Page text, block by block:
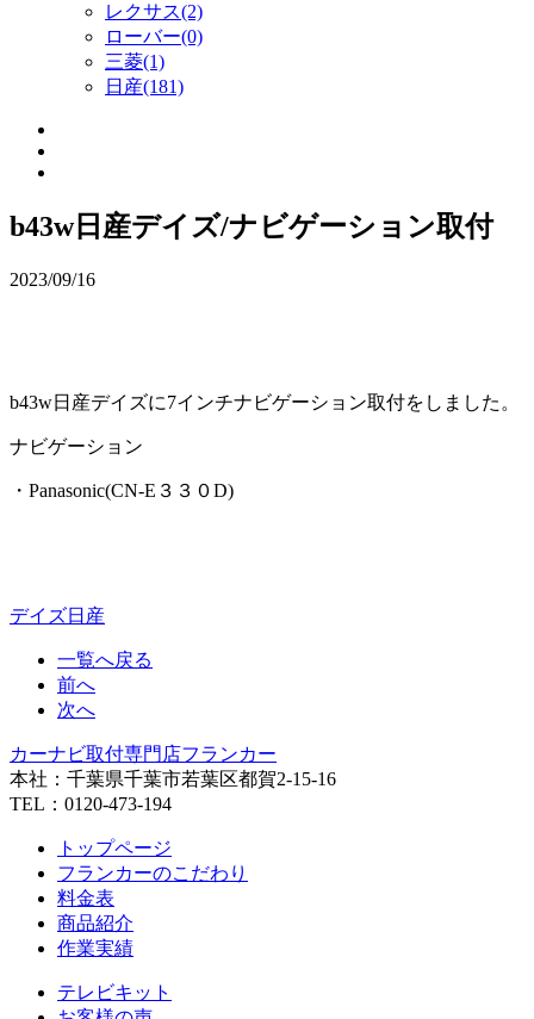
レクサス(2)
ローバー(0)
三菱(1)
日産(181)
b43w日産デイズ/ナビゲーション取付
2023/09/16
b43w日産デイズに7インチナビゲーション取付をしました。
ナビゲーション
・Panasonic(CN-E３３０D)
デイズ日産
一覧へ戻る
前へ
次へ
カーナビ取付専⾨店フランカー
本社：千葉県千葉市若葉区都賀2-15-16
TEL：0120-473-194
トップページ
フランカーのこだわり
料金表
商品紹介
作業実績
テレビキット